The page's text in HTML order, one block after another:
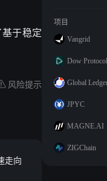
于稳定
风险提示
走向
项目
Vangrid
Dow Protocol
Global
JPYC
MAGNE.AI
ZIGChain